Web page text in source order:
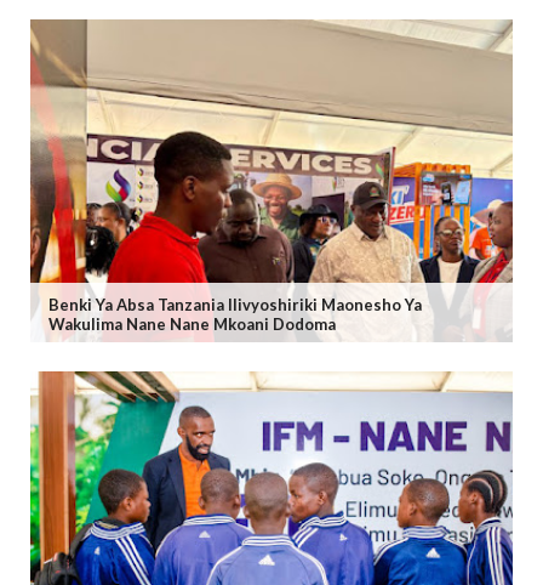
Benki Ya Absa Tanzania Ilivyoshiriki Maonesho Ya
Wakulima Nane Nane Mkoani Dodoma